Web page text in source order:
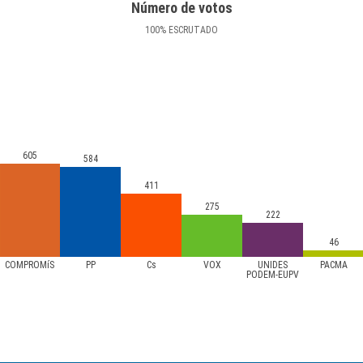
Número de votos
100% ESCRUTADO
COMPROMíS PP Cs VOX
UNIDES
PODEM-EUPV
PACMA
605 584
411
275
222
46